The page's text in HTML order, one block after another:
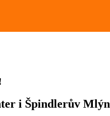
i Špindlerův Mlýn